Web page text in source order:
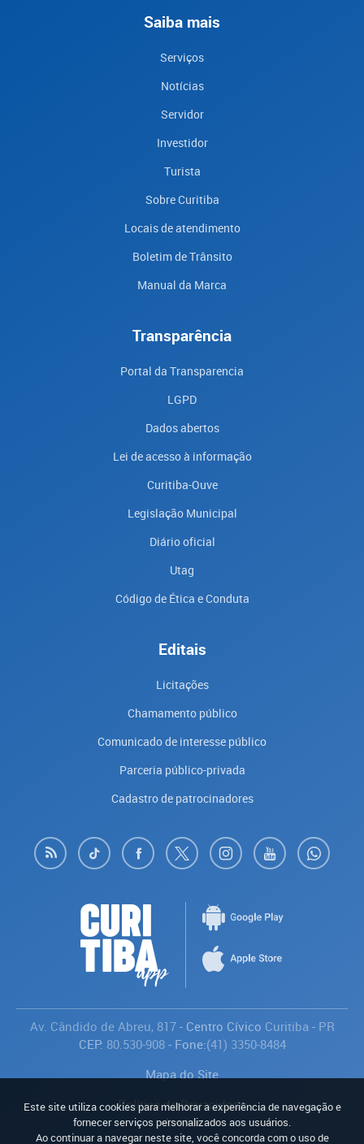
Saiba mais
Serviços
Notícias
Servidor
Investidor
Turista
Sobre Curitiba
Locais de atendimento
Boletim de Trânsito
Manual da Marca
Transparência
Portal da Transparencia
LGPD
Dados abertos
Lei de acesso à informação
Curitiba-Ouve
Legislação Municipal
Diário oficial
Utag
Código de Ética e Conduta
Editais
Licitações
Chamamento público
Comunicado de interesse público
Parceria público-privada
Cadastro de patrocinadores
Av. Cândido de Abreu, 817- Centro Cívico Curitiba- PR
CEP: 80.530-908- Fone:(41) 3350-8484
Mapa do Site
Política de Privacidade
Avaliar
Este site utiliza cookies para melhorar a experiência de navegação e
fornecer serviços personalizados aos usuários.
Ao continuar a navegar neste site, você concorda com o uso de